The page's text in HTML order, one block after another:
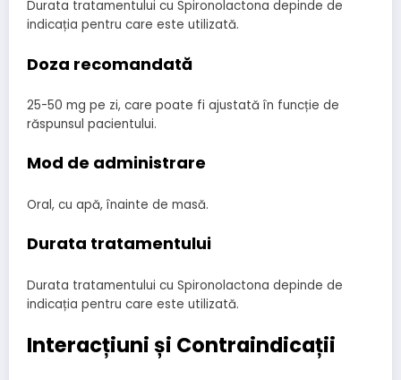
Durata tratamentului cu Spironolactona depinde de
indicația pentru care este utilizată.
Doza recomandată
25-50 mg pe zi, care poate fi ajustată în funcție de
răspunsul pacientului.
Mod de administrare
Oral, cu apă, înainte de masă.
Durata tratamentului
Durata tratamentului cu Spironolactona depinde de
indicația pentru care este utilizată.
Interacțiuni și Contraindicații